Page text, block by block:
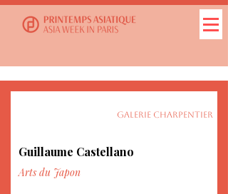
GALERIE CHARPENTIER
Guillaume Castellano
Arts du Japon